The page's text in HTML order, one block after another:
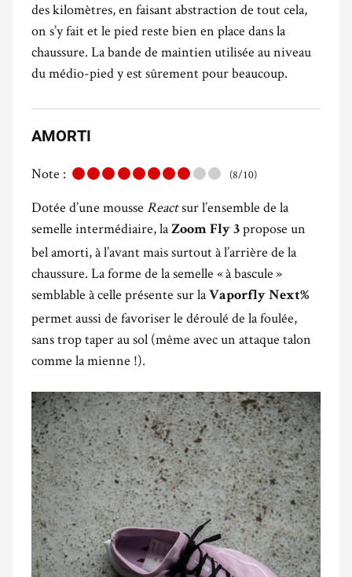
des kilomètres, en faisant abstraction de tout cela,
on s’y fait et le pied reste bien en place dans la
chaussure. La bande de maintien utilisée au niveau
du médio-pied y est sûrement pour beaucoup.
AMORTI
Note : (8/10)
Dotée d’une mousse Reactsur l’ensemble de la
semelle intermédiaire, laZoom Fly 3 propose un
bel amorti, à l’avant mais surtout à l’arrière de la
chaussure. La forme de la semelle « à bascule »
semblable à celle présente sur la Vaporfly Next%
permet aussi de favoriser le déroulé de la foulée,
sans trop taper au sol (même avec un attaque talon
comme la mienne !).